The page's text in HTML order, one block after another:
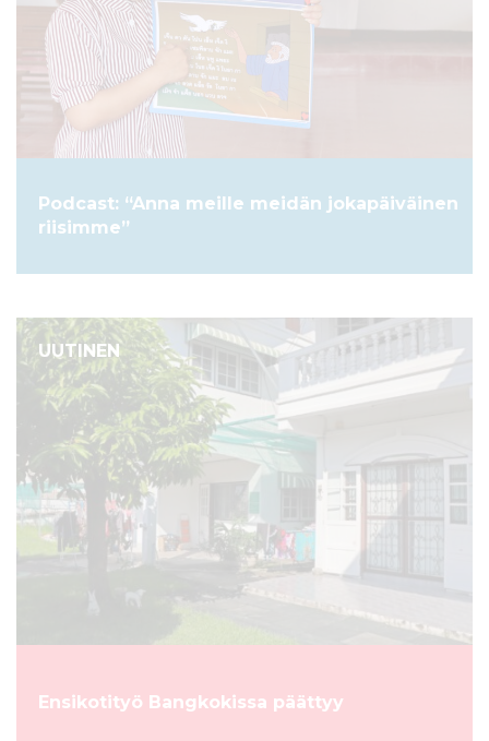
Podcast: “Anna meille meidän jokapäiväinen
riisimme”
UUTINEN
Ensikotityö Bangkokissa päättyy